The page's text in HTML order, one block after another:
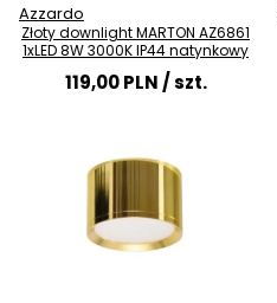
Azzardo
Złoty downlight MARTON AZ6861
1xLED 8W 3000K IP44 natynkowy
119,00 PLN / szt.